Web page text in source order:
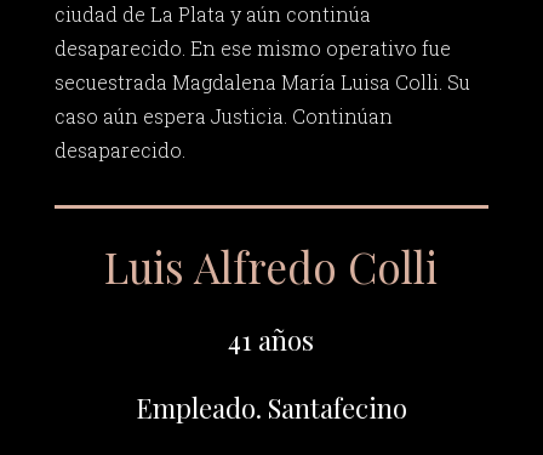
ciudad de La Plata y aún continúa
desaparecido. En ese mismo operativo fue
secuestrada Magdalena María Luisa Colli. Su
caso aún espera Justicia. Continúan
desaparecido.
Luis Alfredo Colli
41 años
Empleado. Santafecino